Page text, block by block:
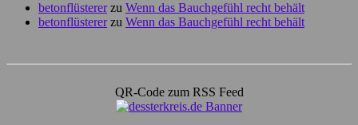
betonflüstererzu Wenn das Bauchgefühl recht behält
betonflüstererzu Wenn das Bauchgefühl recht behält
QR-Code zum RSS Feed